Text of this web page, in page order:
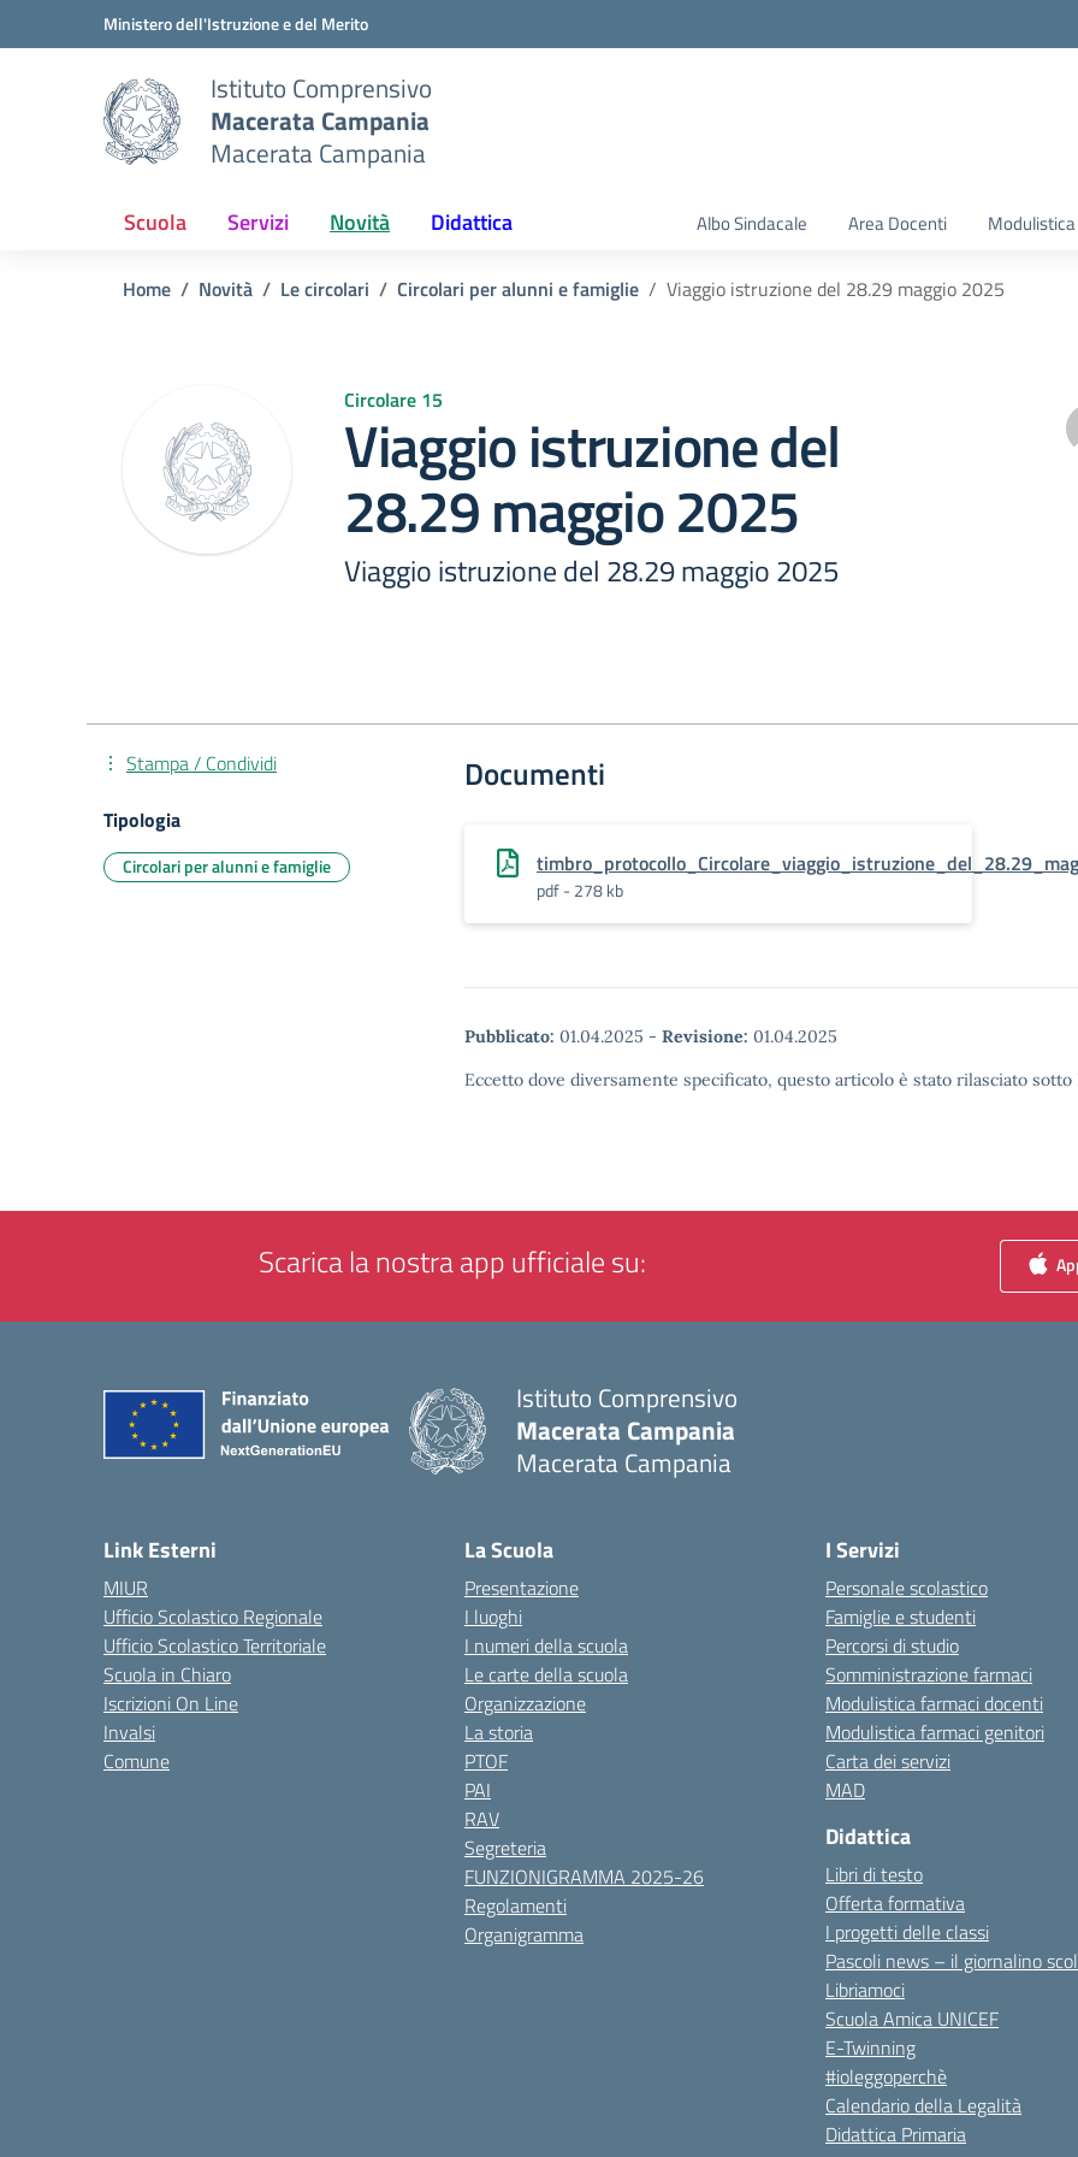
Vai ai contenuti
Vai al menu di navigazioneMinistero dell'Istruzione e del Merito
Istituto Comprensivo
Macerata Campania
Macerata Campania
Scuola Servizi Novità Didattica Albo Sindacale Area Docenti
Home Novità Le circolari Circolari per alunni e famiglie Viaggio istruzione del 28.29 maggio 2025
Circolare 15
Viaggio istruzione del
28.29 maggio 2025
Viaggio istruzione del 28.29 maggio 2025
Documenti
pdf - 278 kb
Pubblicato: 01.04.2025 - Revisione: 01.04.2025
Eccetto dove diversamente specificato, questo articolo è stato rilasciato
Stampa / Condividi
Tipologia
Circolari per alunni e famiglie
Scarica la nostra app ufficiale su:
Istituto Comprensivo
Macerata Campania
Macerata Campania
Link Esterni
MIUR
Ufficio Scolastico Regionale
Ufficio Scolastico Territoriale
Scuola in Chiaro
Iscrizioni On Line
Invalsi
Comune
La Scuola
Presentazione
I luoghi
I numeri della scuola
Le carte della scuola
Organizzazione
La storia
PTOF
PAI
RAV
Segreteria
FUNZIONIGRAMMA 2025-26
Regolamenti
Organigramma
I Servizi
Personale scolastico
Famiglie e studenti
Percorsi di studio
Somministrazione farmaci
Modulistica farmaci docenti
Modulistica farmaci genitori
Carta dei servizi
MAD
Didattica
Libri di testo
Offerta formativa
I progetti delle classi
Pascoli news – il giornalino
Libriamoci
Scuola Amica UNICEF
E-Twinning
#ioleggoperchè
Calendario della Legalità
Didattica Primaria